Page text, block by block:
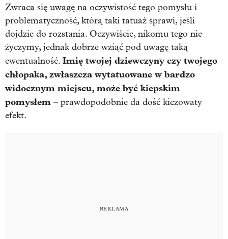
Zwraca się uwagę na oczywistość tego pomysłu i
problematyczność, którą taki tatuaż sprawi, jeśli
dojdzie do rozstania. Oczywiście, nikomu tego nie
życzymy, jednak dobrze wziąć pod uwagę taką
ewentualność. Imię twojej dziewczyny czy twojego
chłopaka, zwłaszcza wytatuowane w bardzo
widocznym miejscu, może być kiepskim
pomysłem – prawdopodobnie da dość kiczowaty
efekt.